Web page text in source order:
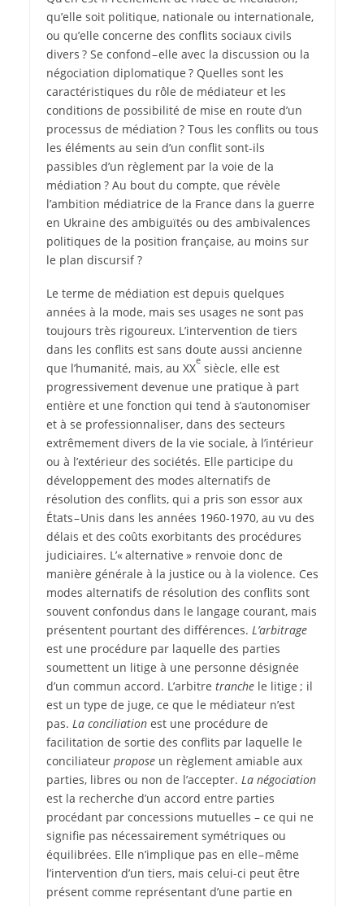
qu’elle soit politique, nationale ou internationale,
ou qu’elle concerne des conflits sociaux civils
divers ? Se confond – elle avec la discussion ou la
négociation diplomatique ? Quelles sont les
caractéristiques du rôle de médiateur et les
conditions de possibilité de mise en route d’un
processus de médiation ? Tous les conflits ou tous
les éléments au sein d’un conflit sont-ils
passibles d’un règlement par la voie de la
médiation ? Au bout du compte, que révèle
l’ambition médiatrice de la France dans la guerre
en Ukraine des ambiguïtés ou des ambivalences
politiques de la position française, au moins sur
le plan discursif ?
Le terme de médiation est depuis quelques
années à la mode, mais ses usages ne sont pas
toujours très rigoureux. L’intervention de tiers
dans les conflits est sans doute aussi ancienne
que l’humanité, mais, au XX
e
siècle, elle est
progressivement devenue une pratique à part
entière et une fonction qui tend à s’autonomiser
et à se professionnaliser, dans des secteurs
extrêmement divers de la vie sociale, à l’intérieur
ou à l’extérieur des sociétés. Elle participe du
développement des modes alternatifs de
résolution des conflits, qui a pris son essor aux
États – Unis dans les années 1960-1970, au vu des
délais et des coûts exorbitants des procédures
judiciaires. L’« alternative » renvoie donc de
manière générale à la justice ou à la violence. Ces
modes alternatifs de résolution des conflits sont
souvent confondus dans le langage courant, mais
présentent pourtant des différences. L’arbitrage
est une procédure par laquelle des parties
soumettent un litige à une personne désignée
d’un commun accord. L’arbitre tranche le litige ; il
est un type de juge, ce que le médiateur n’est
pas. La conciliation est une procédure de
facilitation de sortie des conflits par laquelle le
conciliateur propose un règlement amiable aux
parties, libres ou non de l’accepter. La négociation
est la recherche d’un accord entre parties
procédant par concessions mutuelles – ce qui ne
signifie pas nécessairement symétriques ou
équilibrées. Elle n’implique pas en elle – même
l’intervention d’un tiers, mais celui-ci peut être
présent comme représentant d’une partie en